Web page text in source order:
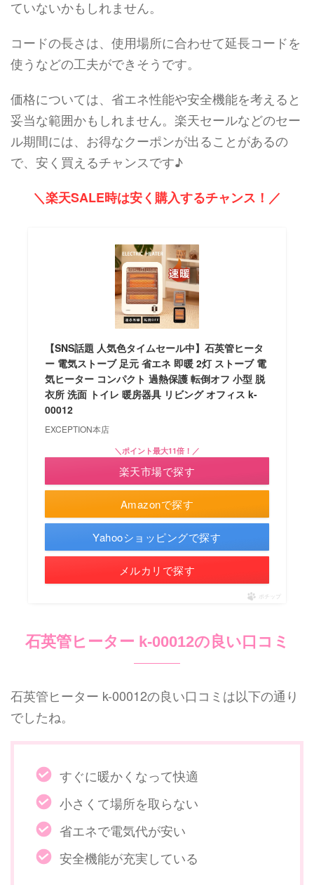
ていないかもしれません。
コードの長さは、使用場所に合わせて延長コードを
使うなどの工夫ができそうです。
価格については、省エネ性能や安全機能を考えると
妥当な範囲かもしれません。楽天セールなどのセー
ル期間には、お得なクーポンが出ることがあるの
で、安く買えるチャンスです♪
＼楽天SALE時は安く購入するチャンス！／
【SNS話題 人気色タイムセール中】石英管ヒータ
ー 電気ストーブ 足元 省エネ 即暖 2灯 ストーブ 電
気ヒーター コンパクト 過熱保護 転倒オフ 小型 脱
衣所 洗面 トイレ 暖房器具 リビング オフィス k-
00012
EXCEPTION本店
Amazonで探す
＼ポイント最大11倍！／
楽天市場で探す
Yahooショッピングで探す
メルカリで探す
ポチップ
石英管ヒーター k-00012の良い口コミ
石英管ヒーター k-00012の良い口コミは以下の通り
でしたね。
すぐに暖かくなって快適
小さくて場所を取らない
省エネで電気代が安い
安全機能が充実している